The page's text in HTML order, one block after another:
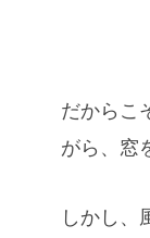
だからこ
がら、窓
しかし、